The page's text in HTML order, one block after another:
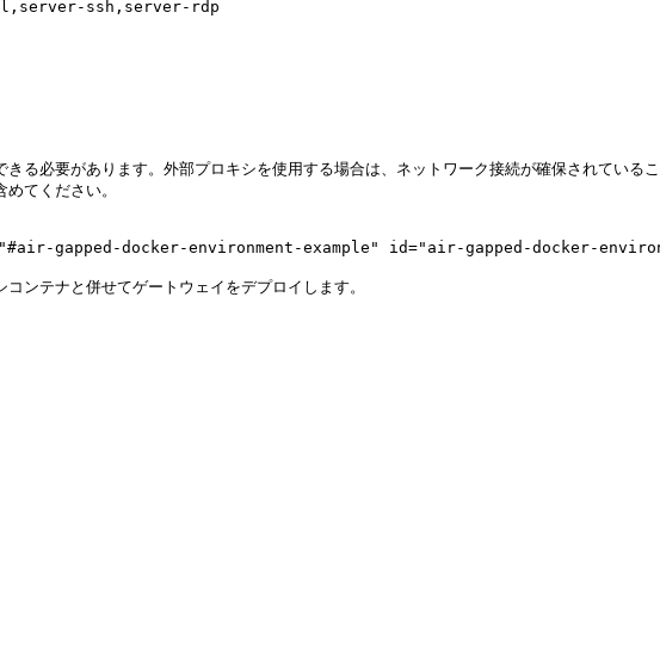
る必要があります。外部プロキシを使用する場合は、ネットワーク接続が確保されてい
てください。
gapped-docker-environment-example" id="air-gapped-docker-
ンテナと併せてゲートウェイをデプロイします。